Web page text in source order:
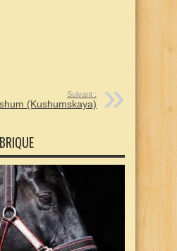
Suivant :
(Kushumskaya)